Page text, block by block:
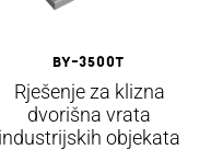
BY-3500T
Rješenje za klizna
dvorišna vrata
industrijskih objekata